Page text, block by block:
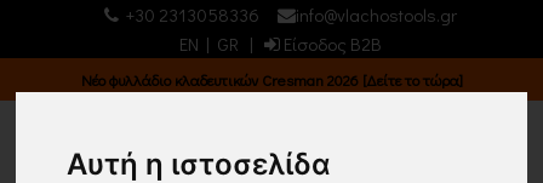
Αυτή η ιστοσελίδα
+30 2313058336
info@vlachostools.gr
EN | GR | Είσοδος B2B
Νέο φυλλάδιο κλαδευτικών Cresman 2026 [Δείτε το τώρα]